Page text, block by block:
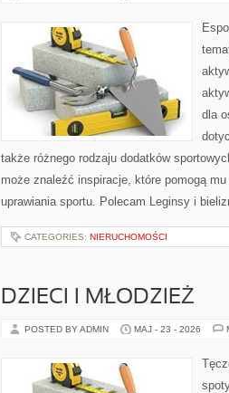
dla
także różnego rodzaju dodatków
może znaleźć inspiracje, które pomogą
uprawiania sportu. Polecam Leginsy i
CATEGORIES: NIERUCHOMOŚCI
DZIECI I MŁODZIEŻ
POSTED BY ADMIN MAJ - 23 - 2026